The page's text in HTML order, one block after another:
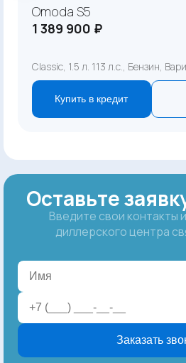
Omoda S5
1 389 900 ₽
Classic, 1.5 л. 113 л.с., Бензин,
Купить в кредит
Оставьте
Введите свои контакты
диллерского центра
Заказать